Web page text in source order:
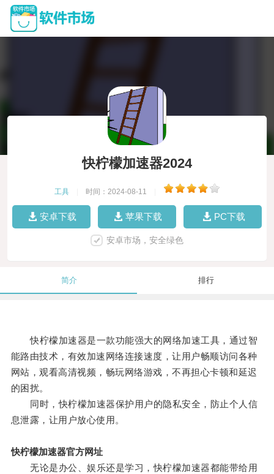
快柠檬加速器2024
工具 时间：2024-08-11
安卓下载 苹果下载 PC下载
安卓市场，安全绿色
简介 排行
快柠檬加速器是一款功能强大的网络加速工具，通过智
能路由技术，有效加速网络连接速度，让用户畅顺访问各种
网站，观看高清视频，畅玩网络游戏，不再担心卡顿和延迟
的困扰。
同时，快柠檬加速器保护用户的隐私安全，防止个人信
息泄露，让用户放心使用。
快柠檬加速器官方网址
无论是办公、娱乐还是学习，快柠檬加速器都能带给用